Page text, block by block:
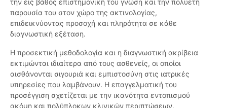
την εις βάθος επιστημονική του γνώση και την πολυετή
παρουσία του στον χώρο της ακτινολογίας,
επιδεικνύοντας προσοχή και πληρότητα σε κάθε
διαγνωστική εξέταση.
Η προσεκτική μεθοδολογία και η διαγνωστική ακρίβεια
εκτιμώνται ιδιαίτερα από τους ασθενείς, οι οποίοι
αισθάνονται σιγουριά και εμπιστοσύνη στις ιατρικές
υπηρεσίες που λαμβάνουν. Η επαγγελματική του
προσέγγιση σχετίζεται με την ικανότητα εντοπισμού
ακόμη και πολύπλοκων κλινικών περιπτώσεων,